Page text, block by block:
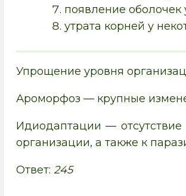
появление
утрата корней у
Упрощение уровня
Ароморфоз — крупные
Идиодаптации —
организации, а также к
Ответ:245